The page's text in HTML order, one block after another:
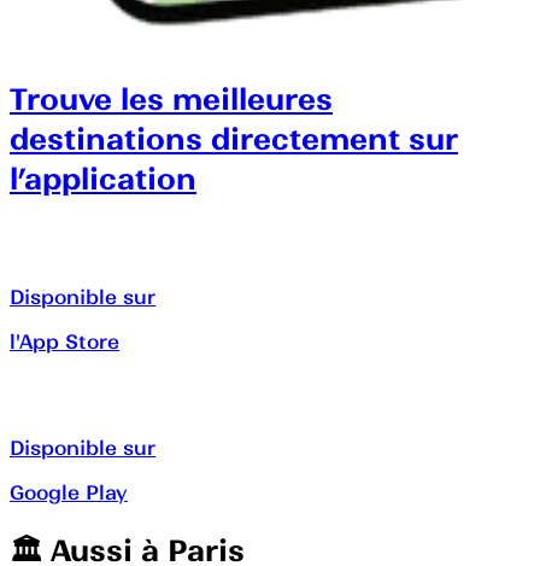
Trouve les meilleures
destinations directement sur
l’application
Disponible sur
l'App Store
Disponible sur
Google Play
🏛️️ Aussi à Paris